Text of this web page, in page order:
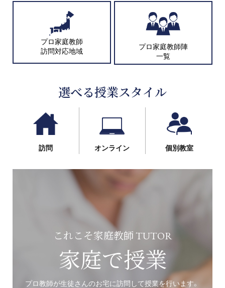
プロ家庭教師
訪問対応地域
プロ家庭教師陣
一覧
選べる授業スタイル
訪問 オンライン 個別教室
これこそ家庭教師 TUTOR
家庭で授業
プロ教師が生徒さんのお宅に訪問して授業を行います。